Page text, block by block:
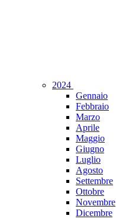
2024
Gennaio
Febbraio
Marzo
Aprile
Maggio
Giugno
Luglio
Agosto
Settembre
Ottobre
Novembre
Dicembre